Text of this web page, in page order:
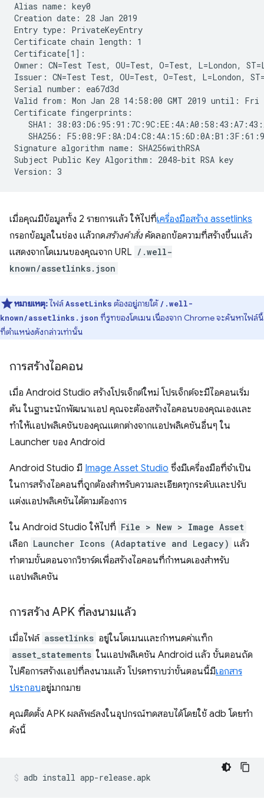
Alias name: key0
Creation date: 28 Jan 2019
Entry type: PrivateKeyEntry
Certificate chain length: 1
Certificate[1]:
Owner: CN=Test Test, OU=Test, O=Test, L=London,
Issuer: CN=Test Test, OU=Test, O=Test, L=London,
Serial number: ea67d3d
Valid from: Mon Jan 28 14:58:00 GMT 2019 until: Fri
Certificate fingerprints:
SHA1:
SHA256:
Signature algorithm name: SHA256withRSA
Subject Public Key Algorithm: 2048-bit RSA key
เมื่อคุณมีข้อมูลทั้ง 2 รายการแล้ว ให้ไปที่เครื่องมือสร้าง assetlinks
กรอกข้อมูลในช่อง แล้วกดสร้างคำสั่งคัดลอกข้อความที่สร้างขึ้นแล้ว
แสดงจากโดเมนของคุณจาก URL /.well-
known/assetlinks.json
หมายเหตุ:ไฟล์AssetLinks ต้องอยู่ภายใต้ /.well-
known/assetlinks.json ที่รูทของโดเมน เนื่องจาก Chrome จะค้นหาไฟล์นี้
ที่ตำแหน่งดังกล่าวเท่านั้น
การสร้างไอคอน
เมื่อ Android Studio สร้างโปรเจ็กต์ใหม่ โปรเจ็กต์จะมีไอคอนเริ่ม
ต้น ในฐานะนักพัฒนาแอป คุณจะต้องสร้างไอคอนของคุณเองและ
ทำให้แอปพลิเคชันของคุณแตกต่างจากแอปพลิเคชันอื่นๆ ใน
Launcher ของ Android
Android Studio มี Image Asset Studio ซึ่งมีเครื่องมือที่จำเป็น
ในการสร้างไอคอนที่ถูกต้องสำหรับความละเอียดทุกระดับและปรับ
แต่งแอปพลิเคชันได้ตามต้องการ
ใน Android Studio ให้ไปที่ File > New > Image Asset
เลือก Launcher Icons (Adaptative and Legacy) แล้ว
ทําตามขั้นตอนจากวิซาร์ดเพื่อสร้างไอคอนที่กําหนดเองสําหรับ
แอปพลิเคชัน
การสร้าง APK ที่ลงนามแล้ว
เมื่อไฟล์ assetlinks อยู่ในโดเมนและกำหนดค่าแท็ก
asset_statements ในแอปพลิเคชัน Android แล้ว ขั้นตอนถัด
ไปคือการสร้างแอปที่ลงนามแล้ว โปรดทราบว่าขั้นตอนนี้มีเอกสาร
ประกอบอยู่มากมาย
คุณติดตั้ง APK ผลลัพธ์ลงในอุปกรณ์ทดสอบได้โดยใช้ adb โดยทำ
ดังนี้